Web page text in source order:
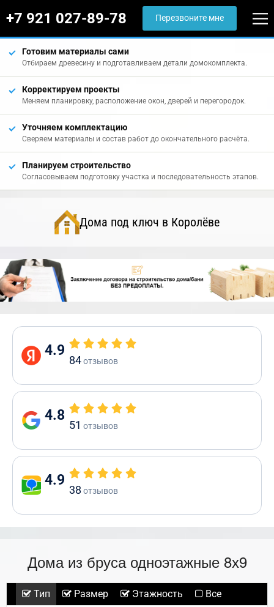
+7 921 027-89-78 Перезвоните мне
Готовим материалы сами
Отбираем древесину и подготавливаем детали домокомплекта.
Корректируем проекты
Меняем планировку, расположение окон, дверей и перегородок.
Уточняем комплектацию
Сверяем материалы и состав работ до окончательного расчёта.
Планируем строительство
Согласовываем подготовку участка и последовательность этапов.
Дома под ключ в Королёве
4.9
84отзывов
4.8
51 отзывов
4.9
38 отзывов
Дома из бруса одноэтажные 8х9
Тип Размер Этажность Все